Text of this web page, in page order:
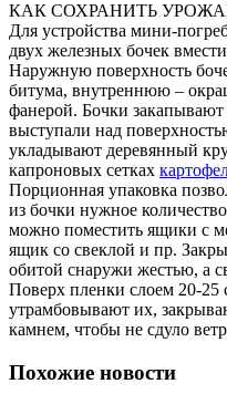
КАК СОХРАНИТЬ
Для устройства мини-
двух железных бочек
Наружную поверхность
битума, внутреннюю –
фанерой. Бочки
выступали над
укладывают деревянный
капроновых сетках
Порционная упаковка
из бочки нужное
можно поместить ящики с
ящик со свеклой и пр.
обитой снаружи жестью, а
Поверх пленки слоем 20-
утрамбовывают их,
камнем, чтобы не сдуло
Похожие новости